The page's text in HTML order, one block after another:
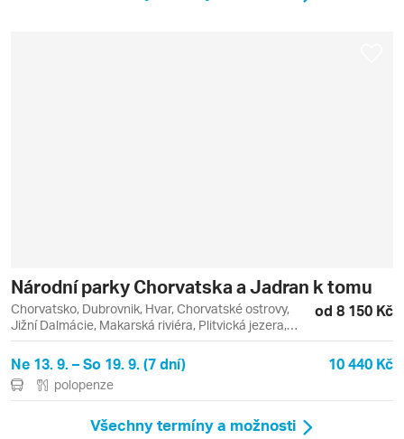
Národní parky Chorvatska a Jadran k tomu
Chorvatsko, Dubrovnik, Hvar, Chorvatské ostrovy,
Jižní Dalmácie, Makarská riviéra, Plitvická jezera,
Střední Dalmácie, Dubrovník, Igrane
od 8 150 Kč
Ne 13. 9. – So 19. 9. (7 dní) 10 440 Kč
polopenze
Všechny termíny a možnosti